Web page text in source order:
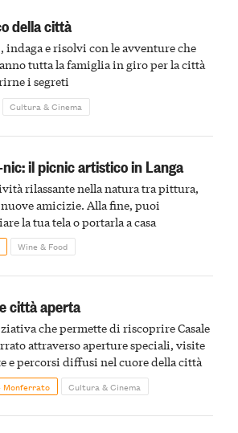
della città
indaga e risolvi con le avventure che
tutta la famiglia in giro per la città
i segreti
Cultura & Cinema
il picnic artistico in Langa
rilassante nella natura tra pittura,
amicizie. Alla fine, puoi
la tua tela o portarla a casa
Wine & Food
città aperta
che permette di riscoprire Casale
attraverso aperture speciali, visite
e percorsi diffusi nel cuore della città
Monferrato Cultura & Cinema